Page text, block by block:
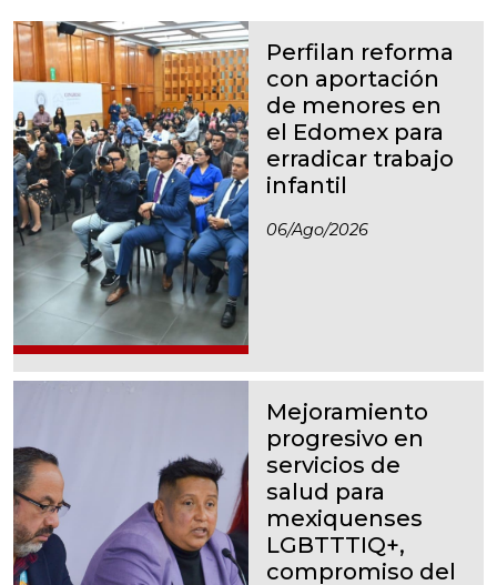
Perfilan reforma
con aportación
de menores en
el Edomex para
erradicar trabajo
infantil
06/ago/2026
Mejoramiento
progresivo en
servicios de
salud para
mexiquenses
LGBTTTIQ+,
compromiso del